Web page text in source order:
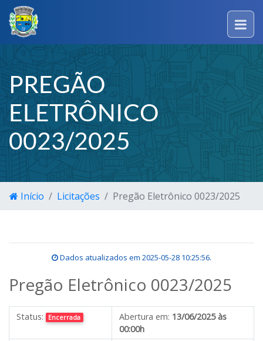
PREGÃO
ELETRÔNICO
0023/2025
Início Licitações Pregão Eletrônico 0023/2025
Dados atualizados em 2025-05-28 10:25:56.
Pregão Eletrônico 0023/2025
Status: Encerrada Abertura em: 13/06/2025 às
00:00h